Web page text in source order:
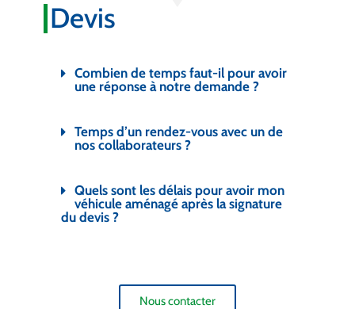
Devis
Nous contacter
Combien de temps faut-il pour avoir
une réponse à notre demande ?
Temps d’un rendez-vous avec un de
nos collaborateurs ?
Quels sont les délais pour avoir mon
véhicule aménagé après la signature
du devis ?